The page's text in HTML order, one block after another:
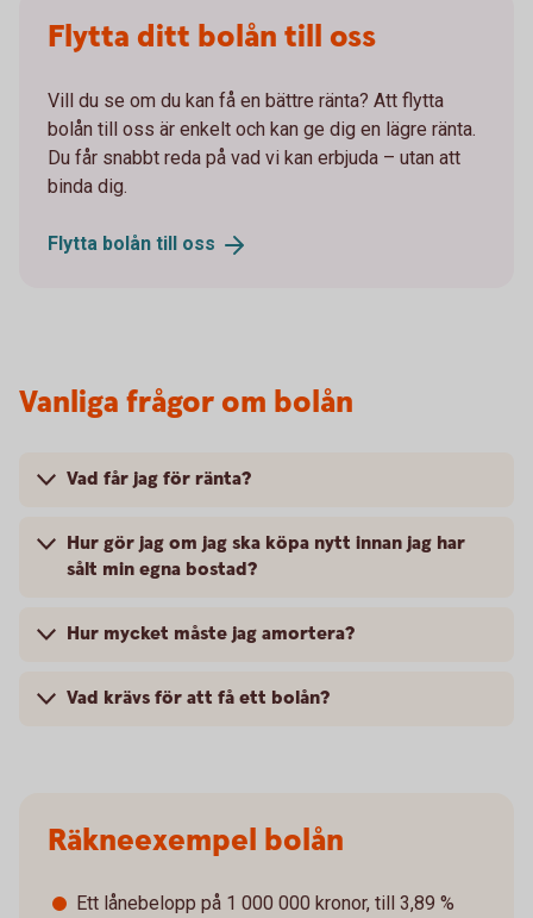
Flytta ditt bolån till oss
Vill du se om du kan få en bättre ränta? Att flytta
bolån till oss är enkelt och kan ge dig en lägre ränta.
Du får snabbt reda på vad vi kan erbjuda – utan att
binda dig.
Flytta bolån till oss
Vanliga frågor om bolån
Vad får jag för ränta?
Hur gör jag om jag ska köpa nytt innan jag har
sålt min egna bostad?
Hur mycket måste jag amortera?
Vad krävs för att få ett bolån?
Räkneexempel bolån
Ett lånebelopp på 1 000 000 kronor, till 3,89 %